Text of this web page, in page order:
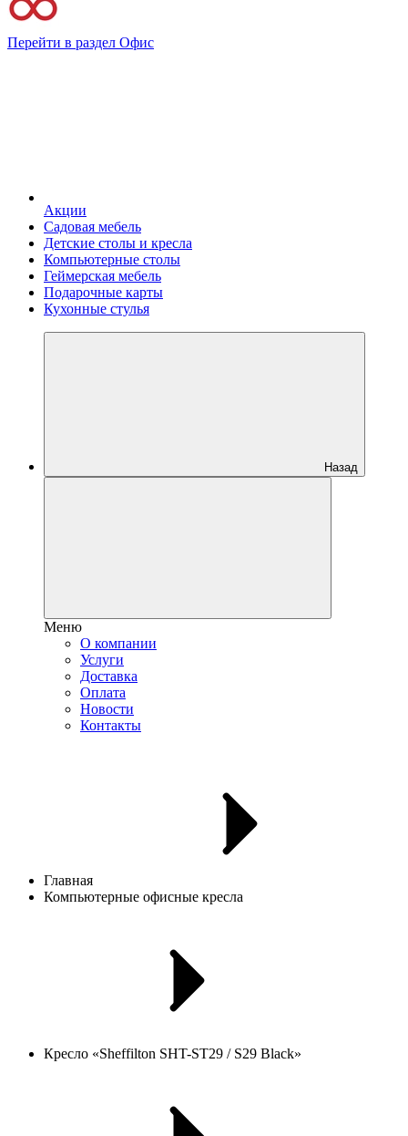
Перейти в раздел Офис
Акции
Садовая мебель
Детские столы и кресла
Компьютерные столы
Геймерская мебель
Подарочные карты
Кухонные стулья
Назад
Меню
О компании
Услуги
Доставка
Оплата
Новости
Контакты
Главная
Компьютерные офисные кресла
Кресло «Sheffilton SHT-ST29 / S29 Black»